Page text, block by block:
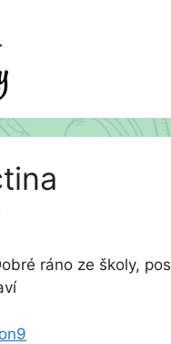
ráno ze školy,